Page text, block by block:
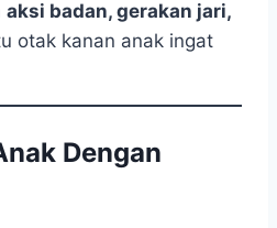
aksi badan, gerakan jari,
otak kanan anak ingat
Dengan